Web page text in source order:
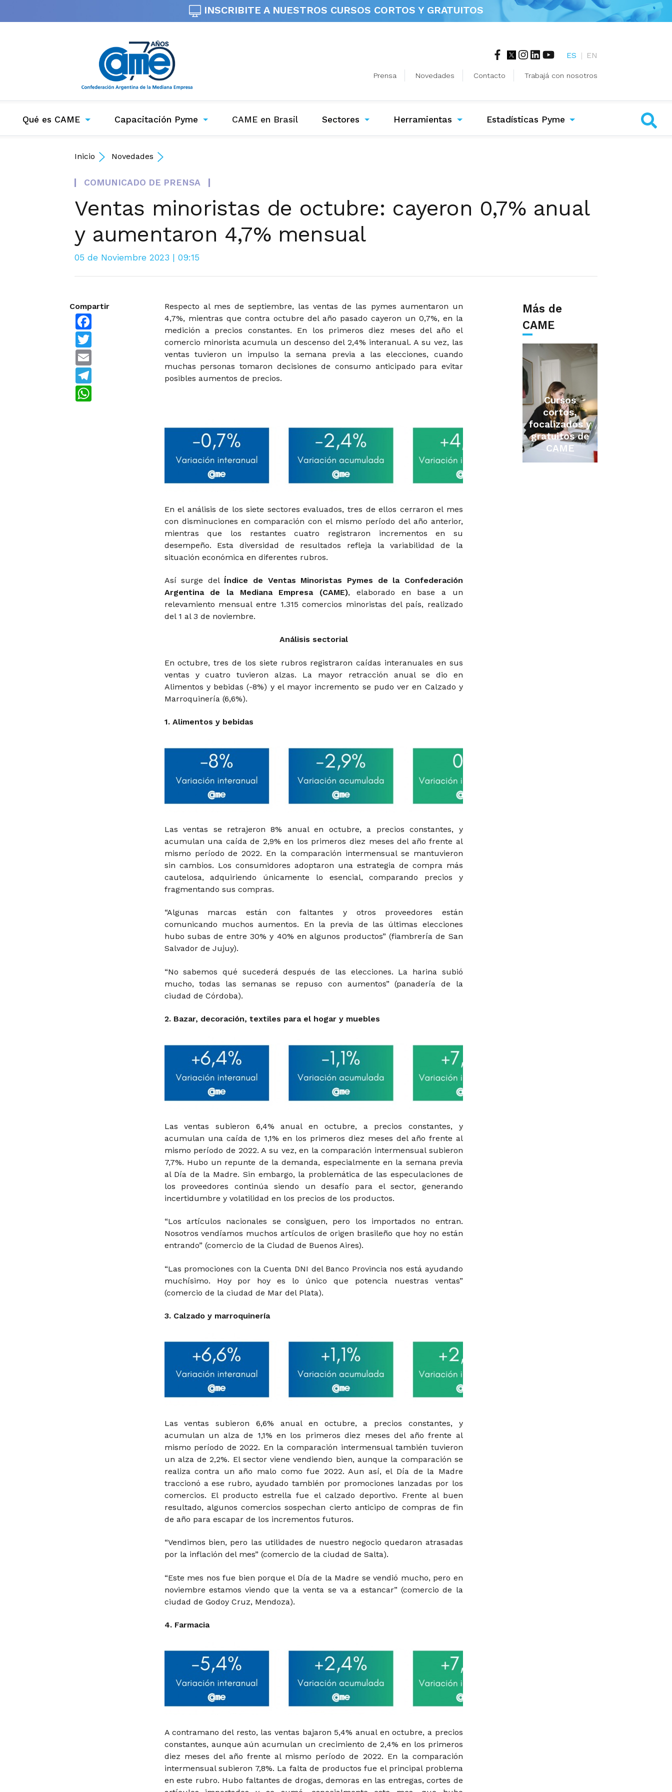
INSCRIBITE A NUESTROS CURSOS CORTOS Y GRATUITOS
ES | EN
Prensa Novedades Contacto Trabajá con nosotros
Qué es CAME Capacitación Pyme CAME en Brasil(current)Sectores Herramientas Estadísticas Pyme
Inicio Novedades
COMUNICADO DE PRENSA
Ventas minoristas de octubre: cayeron 0,7% anual
y aumentaron 4,7% mensual
05 de Noviembre 2023 | 09:15
Compartir
Respecto al mes de septiembre, las ventas de las pymes aumentaron un
4,7%, mientras que contra octubre del año pasado cayeron un 0,7%, en la
medición a precios constantes. En los primeros diez meses del año el
comercio minorista acumula un descenso del 2,4% interanual. A su vez, las
ventas tuvieron un impulso la semana previa a las elecciones, cuando
muchas personas tomaron decisiones de consumo anticipado para evitar
posibles aumentos de precios.
En el análisis de los siete sectores evaluados, tres de ellos cerraron el mes
con disminuciones en comparación con el mismo período del año anterior,
mientras que los restantes cuatro registraron incrementos en su
desempeño. Esta diversidad de resultados refleja la variabilidad de la
situación económica en diferentes rubros.
Así surge del Índice de Ventas Minoristas Pymes de la Confederación
Argentina de la Mediana Empresa (CAME), elaborado en base a un
relevamiento mensual entre 1.315 comercios minoristas del país, realizado
del 1 al 3 de noviembre.
Análisis sectorial
En octubre, tres de los siete rubros registraron caídas interanuales en sus
ventas y cuatro tuvieron alzas. La mayor retracción anual se dio en
Alimentos y bebidas (-8%) y el mayor incremento se pudo ver en Calzado y
Marroquinería (6,6%).
1. Alimentos y bebidas
Las ventas se retrajeron 8% anual en octubre, a precios constantes, y
acumulan una caída de 2,9% en los primeros diez meses del año frente al
mismo período de 2022. En la comparación intermensual se mantuvieron
sin cambios. Los consumidores adoptaron una estrategia de compra más
cautelosa, adquiriendo únicamente lo esencial, comparando precios y
fragmentando sus compras.
“Algunas marcas están con faltantes y otros proveedores están
comunicando muchos aumentos. En la previa de las últimas elecciones
hubo subas de entre 30% y 40% en algunos productos” (fiambrería de San
Salvador de Jujuy).
“No sabemos qué sucederá después de las elecciones. La harina subió
mucho, todas las semanas se repuso con aumentos” (panadería de la
ciudad de Córdoba).
2. Bazar, decoración, textiles para el hogar y muebles
Las ventas subieron 6,4% anual en octubre, a precios constantes, y
acumulan una caída de 1,1% en los primeros diez meses del año frente al
mismo período de 2022. A su vez, en la comparación intermensual subieron
7,7%. Hubo un repunte de la demanda, especialmente en la semana previa
al Día de la Madre. Sin embargo, la problemática de las especulaciones de
los proveedores continúa siendo un desafío para el sector, generando
incertidumbre y volatilidad en los precios de los productos.
“Los artículos nacionales se consiguen, pero los importados no entran.
Nosotros vendíamos muchos artículos de origen brasileño que hoy no están
entrando” (comercio de la Ciudad de Buenos Aires).
“Las promociones con la Cuenta DNI del Banco Provincia nos está ayudando
muchísimo. Hoy por hoy es lo único que potencia nuestras ventas”
(comercio de la ciudad de Mar del Plata).
3. Calzado y marroquinería
Las ventas subieron 6,6% anual en octubre, a precios constantes, y
acumulan un alza de 1,1% en los primeros diez meses del año frente al
mismo período de 2022. En la comparación intermensual también tuvieron
un alza de 2,2%. El sector viene vendiendo bien, aunque la comparación se
realiza contra un año malo como fue 2022. Aun así, el Día de la Madre
traccionó a ese rubro, ayudado también por promociones lanzadas por los
comercios. El producto estrella fue el calzado deportivo. Frente al buen
resultado, algunos comercios sospechan cierto anticipo de compras de fin
de año para escapar de los incrementos futuros.
“Vendimos bien, pero las utilidades de nuestro negocio quedaron atrasadas
por la inflación del mes” (comercio de la ciudad de Salta).
“Este mes nos fue bien porque el Día de la Madre se vendió mucho, pero en
noviembre estamos viendo que la venta se va a estancar” (comercio de la
ciudad de Godoy Cruz, Mendoza).
4. Farmacia
A contramano del resto, las ventas bajaron 5,4% anual en octubre, a precios
constantes, aunque aún acumulan un crecimiento de 2,4% en los primeros
diez meses del año frente al mismo período de 2022. En la comparación
intermensual subieron 7,8%. La falta de productos fue el principal problema
en este rubro. Hubo faltantes de drogas, demoras en las entregas, cortes de
Más de
CAME
Cursos
cortos,
focalizados y
gratuitos de
CAME